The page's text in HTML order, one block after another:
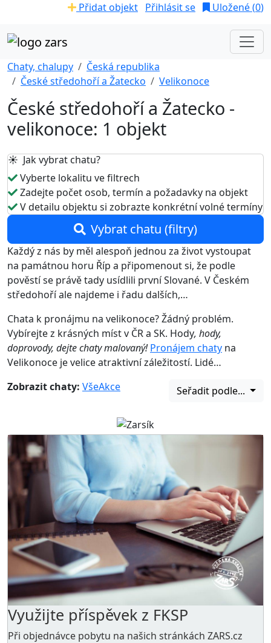
Přidat objekt Přihlásit se Uložené (0)
Chaty, chalupy
Česká republika
České středohoří a Žatecko
Velikonoce
České středohoří a Žatecko -
velikonoce: 1 objekt
☀️ Jak vybrat chatu?
Vyberte lokalitu ve filtrech
Zadejte počet osob, termín a požadavky na objekt
V detailu objektu si zobrazte konkrétní volné termíny
Vybrat chatu (filtry)
Každý z nás by měl alespoň jednou za život vystoupat
na památnou horu Říp a připomenout si, že podle
pověstí se právě tady usídlili první Slované. V Českém
středohoří ale najdeme i řadu dalších,…
Chata k pronájmu na velikonoce? Žádný problém.
Vybírejte z krásných míst v ČR a SK. Hody, hody,
doprovody, dejte chaty malovaný!Pronájem chaty na
Velikonoce je velice atraktivní záležitostí. Lidé…
Zobrazit chaty: VšeAkce Seřadit podle...
Využijte příspěvek z FKSP
Při objednávce pobytu na našich stránkách ZARS.cz